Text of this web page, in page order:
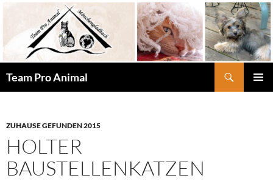
springen
Team Pro Animal
ZUHAUSE GEFUNDEN 2015
HOLTER
BAUSTELLENKATZEN